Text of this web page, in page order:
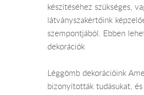
készítéséhez szükséges,
látványszakértőink
szempontjából. Ebben
dekorációk
Léggömb dekorációink
bizonyították tudásukat,